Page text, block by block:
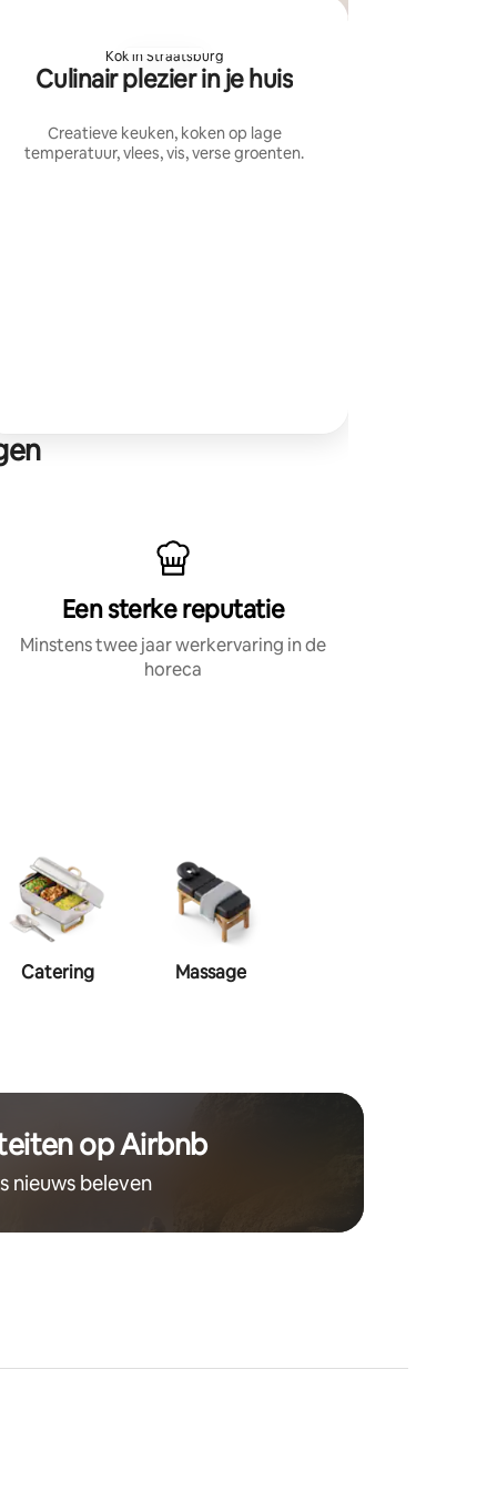
Kok in Straatsburg
Culinair plezier in je huis
Creatieve keuken, koken op lage
temperatuur, vlees, vis, verse groenten.
Een sterke reputatie
Minstens twee jaar werkervaring in de
horeca
Catering Massage
op Airbnb
nieuws beleven